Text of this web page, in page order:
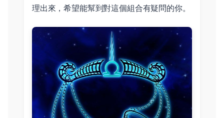
理出來，希望能幫到對這個組合有疑問的你。